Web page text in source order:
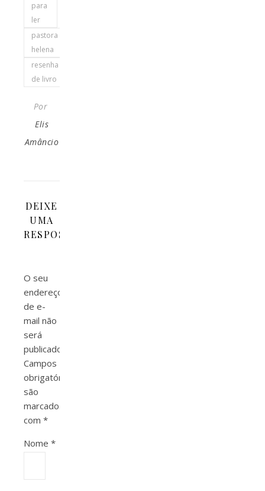
para
ler
pastora
helena
resenha
de livro
Por
Elis
Amâncio
DEIXE
UMA
RESPOSTA
O seu
endereço
de e-
mail não
será
publicado.
Campos
obrigatórios
são
marcados
com *
Nome *